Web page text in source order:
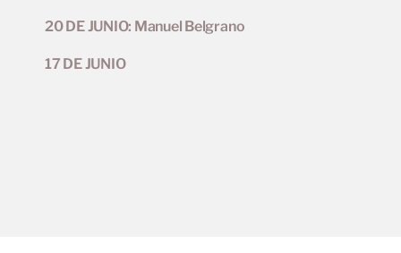
20 DE JUNIO: Manuel Belgrano
17 DE JUNIO